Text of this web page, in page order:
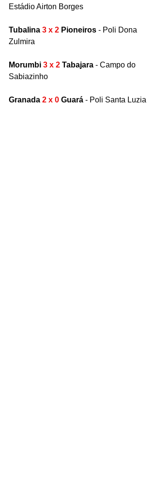
Estádio Airton Borges
Tubalina 3 x 2 Pioneiros - Poli Dona
Zulmira
Morumbi 3 x 2 Tabajara - Campo do
Sabiazinho
Granada 2 x 0 Guará - Poli Santa Luzia